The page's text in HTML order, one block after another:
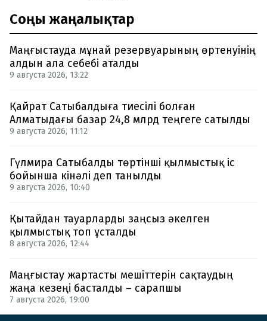
Соңғы жаңалықтар
Маңғыстауда мұнай резервуарының өртенуінің
алдын ала себебі аталды
9 августа 2026, 13:22
Қайрат Сатыбалдыға тиесілі болған
Алматыдағы базар 24,8 млрд теңгеге сатылды
9 августа 2026, 11:12
Гүлмира Сатыбалды төртінші қылмыстық іс
бойынша кінәлі деп танылды
9 августа 2026, 10:40
Қытайдан тауарларды заңсыз әкелген
қылмыстық топ ұсталды
8 августа 2026, 12:44
Маңғыстау жартасты мешіттерін сақтаудың
жаңа кезеңі басталды – сарапшы
7 августа 2026, 19:00